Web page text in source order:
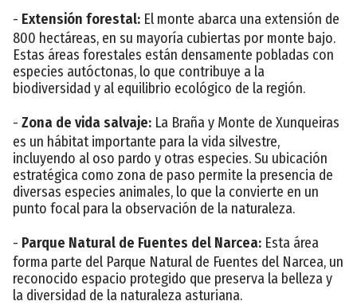
- Extensión forestal: El monte abarca una extensión de
800 hectáreas, en su mayoría cubiertas por monte bajo.
Estas áreas forestales están densamente pobladas con
especies autóctonas, lo que contribuye a la
biodiversidad y al equilibrio ecológico de la región.
- Zona de vida salvaje: La Braña y Monte de Xunqueiras
es un hábitat importante para la vida silvestre,
incluyendo al oso pardo y otras especies. Su ubicación
estratégica como zona de paso permite la presencia de
diversas especies animales, lo que la convierte en un
punto focal para la observación de la naturaleza.
- Parque Natural de Fuentes del Narcea: Esta área
forma parte del Parque Natural de Fuentes del Narcea, un
reconocido espacio protegido que preserva la belleza y
la diversidad de la naturaleza asturiana.